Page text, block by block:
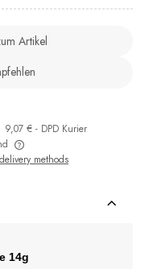
Artikel
9,07 € - DPD Kurier
payment costs
methods
14g